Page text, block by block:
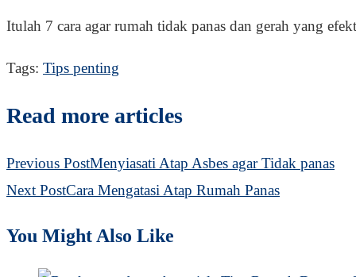
Itulah 7 cara agar rumah tidak panas dan gerah yang
Tags: Tips penting
Read more articles
Previous PostMenyiasati Atap Asbes agar Tidak panas
Next PostCara Mengatasi Atap Rumah Panas
You Might Also Like